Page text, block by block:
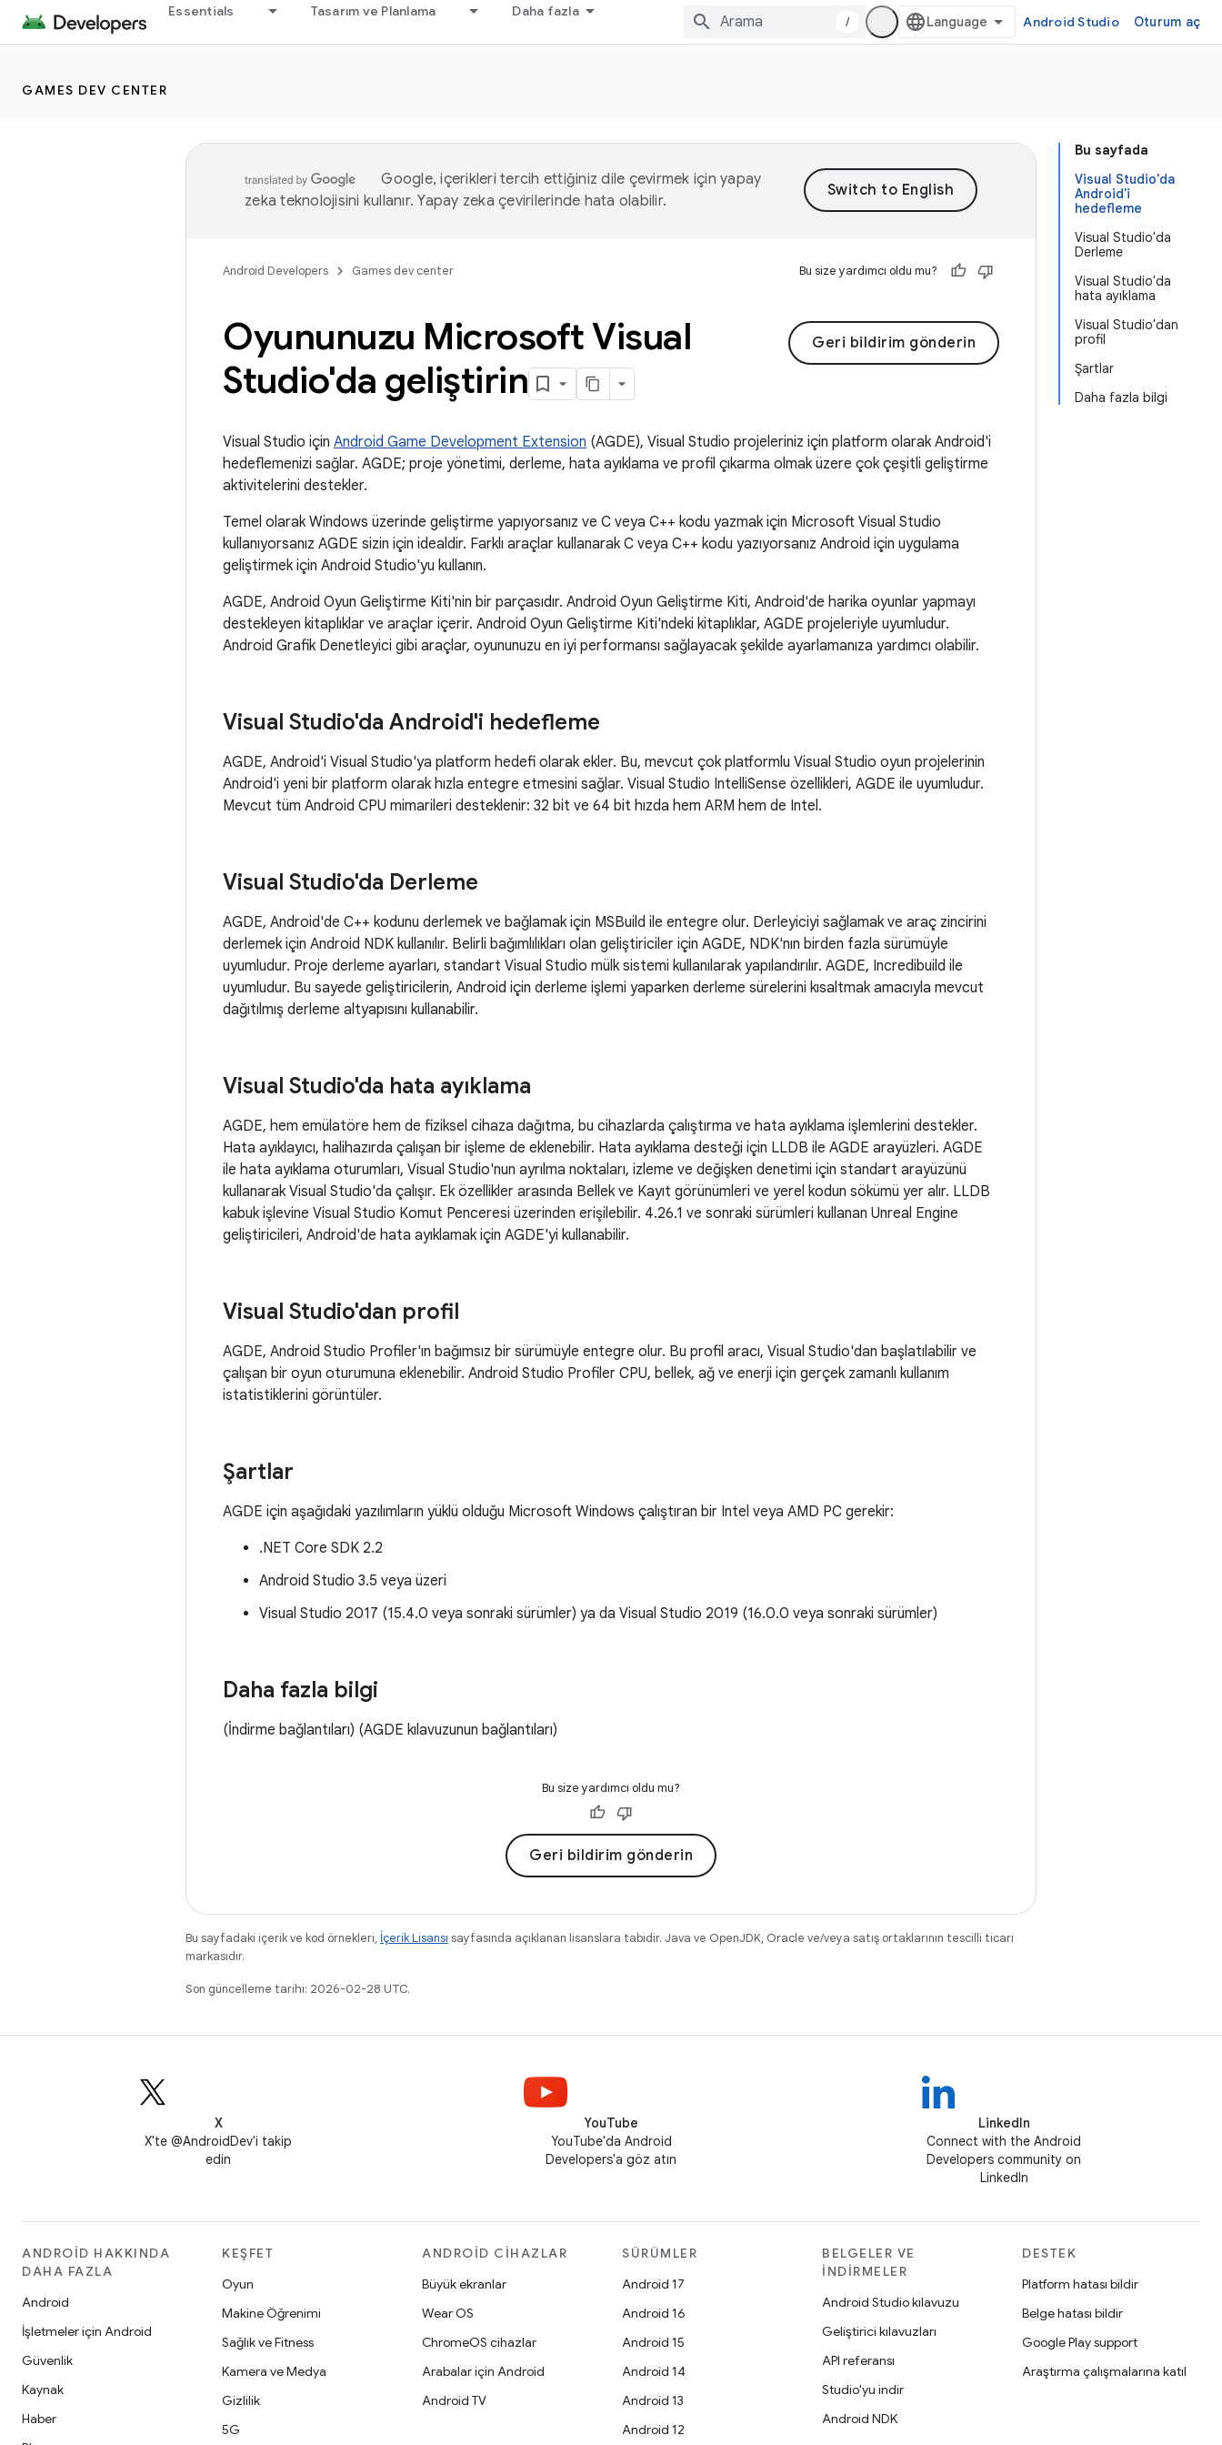
Essentials Tasarım ve Planlama Daha fazla
/ Android Studio Oturum aç
GAMES DEV CENTER
Bu sayfada
Visual Studio'da
Android'i
hedefleme
Visual Studio'da
Derleme
Visual Studio'da
hata ayıklama
Visual Studio'dan
profil
Şartlar
Daha fazla bilgi
Google, içerikleri tercih ettiğiniz dile çevirmek için yapay
zeka teknolojisini kullanır. Yapay zeka çevirilerinde hata olabilir.
Android Developers Games dev center Bu size yardımcı oldu mu?
Geri bildirim gönderin
Oyununuzu Microsoft Visual
Studio'da geliştirin
Visual Studio için Android Game Development Extension (AGDE), Visual Studio projeleriniz için platform olarak Android'i
hedeflemenizi sağlar. AGDE; proje yönetimi, derleme, hata ayıklama ve profil çıkarma olmak üzere çok çeşitli geliştirme
aktivitelerini destekler.
Temel olarak Windows üzerinde geliştirme yapıyorsanız ve C veya C++ kodu yazmak için Microsoft Visual Studio
kullanıyorsanız AGDE sizin için idealdir. Farklı araçlar kullanarak C veya C++ kodu yazıyorsanız Android için uygulama
geliştirmek için Android Studio'yu kullanın.
AGDE, Android Oyun Geliştirme Kiti'nin bir parçasıdır. Android Oyun Geliştirme Kiti, Android'de harika oyunlar yapmayı
destekleyen kitaplıklar ve araçlar içerir. Android Oyun Geliştirme Kiti'ndeki kitaplıklar, AGDE projeleriyle uyumludur.
Android Grafik Denetleyici gibi araçlar, oyununuzu en iyi performansı sağlayacak şekilde ayarlamanıza yardımcı olabilir.
Visual Studio'da Android'i hedefleme
AGDE, Android'i Visual Studio'ya platform hedefi olarak ekler. Bu, mevcut çok platformlu Visual Studio oyun projelerinin
Android'i yeni bir platform olarak hızla entegre etmesini sağlar. Visual Studio IntelliSense özellikleri, AGDE ile uyumludur.
Mevcut tüm Android CPU mimarileri desteklenir: 32 bit ve 64 bit hızda hem ARM hem de Intel.
Visual Studio'da Derleme
AGDE, Android'de C++ kodunu derlemek ve bağlamak için MSBuild ile entegre olur. Derleyiciyi sağlamak ve araç zincirini
derlemek için Android NDK kullanılır. Belirli bağımlılıkları olan geliştiriciler için AGDE, NDK'nın birden fazla sürümüyle
uyumludur. Proje derleme ayarları, standart Visual Studio mülk sistemi kullanılarak yapılandırılır. AGDE, Incredibuild ile
uyumludur. Bu sayede geliştiricilerin, Android için derleme işlemi yaparken derleme sürelerini kısaltmak amacıyla mevcut
dağıtılmış derleme altyapısını kullanabilir.
Visual Studio'da hata ayıklama
AGDE, hem emülatöre hem de fiziksel cihaza dağıtma, bu cihazlarda çalıştırma ve hata ayıklama işlemlerini destekler.
Hata ayıklayıcı, halihazırda çalışan bir işleme de eklenebilir. Hata ayıklama desteği için LLDB ile AGDE arayüzleri. AGDE
ile hata ayıklama oturumları, Visual Studio'nun ayrılma noktaları, izleme ve değişken denetimi için standart arayüzünü
kullanarak Visual Studio'da çalışır. Ek özellikler arasında Bellek ve Kayıt görünümleri ve yerel kodun sökümü yer alır. LLDB
kabuk işlevine Visual Studio Komut Penceresi üzerinden erişilebilir. 4.26.1 ve sonraki sürümleri kullanan Unreal Engine
geliştiricileri, Android'de hata ayıklamak için AGDE'yi kullanabilir.
Visual Studio'dan profil
AGDE, Android Studio Profiler'ın bağımsız bir sürümüyle entegre olur. Bu profil aracı, Visual Studio'dan başlatılabilir ve
çalışan bir oyun oturumuna eklenebilir. Android Studio Profiler CPU, bellek, ağ ve enerji için gerçek zamanlı kullanım
istatistiklerini görüntüler.
Şartlar
AGDE için aşağıdaki yazılımların yüklü olduğu Microsoft Windows çalıştıran bir Intel veya AMD PC gerekir:
.NET Core SDK 2.2
Android Studio 3.5 veya üzeri
Visual Studio 2017 (15.4.0 veya sonraki sürümler) ya da Visual Studio 2019 (16.0.0 veya sonraki sürümler)
Daha fazla bilgi
(İndirme bağlantıları) (AGDE kılavuzunun bağlantıları)
Bu size yardımcı oldu mu?
Geri bildirim gönderin
Bu sayfadaki içerik ve kod örnekleri, İçerik Lisansı sayfasında açıklanan lisanslara tabidir. Java ve OpenJDK, Oracle ve/veya satış ortaklarının tescilli ticari
markasıdır.
Son güncelleme tarihi: 2026-02-28 UTC.
X
X'te @AndroidDev'i takip
edin
YouTube
YouTube'da Android
Developers'a göz atın
LinkedIn
Connect with the Android
Developers community on
LinkedIn
ANDROID HAKKINDA
DAHA FAZLA
Android
İşletmeler için Android
Güvenlik
Kaynak
Haber
KEŞFET
Oyun
Makine Öğrenimi
Sağlık ve Fitness
Kamera ve Medya
Gizlilik
5G
ANDROID CIHAZLAR
Büyük ekranlar
Wear OS
ChromeOS cihazlar
Arabalar için Android
Android TV
SÜRÜMLER
Android 17
Android 16
Android 15
Android 14
Android 13
Android 12
BELGELER VE
İNDIRMELER
Android Studio kılavuzu
Geliştirici kılavuzları
API referansı
Studio'yu indir
Android NDK
DESTEK
Platform hatası bildir
Belge hatası bildir
Google Play support
Araştırma çalışmalarına katıl